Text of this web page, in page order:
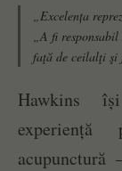
„Excelența
„A fi
faţă de ceilalţi şi
Hawkins